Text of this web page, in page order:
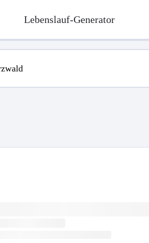
Lebenslauf-Generator